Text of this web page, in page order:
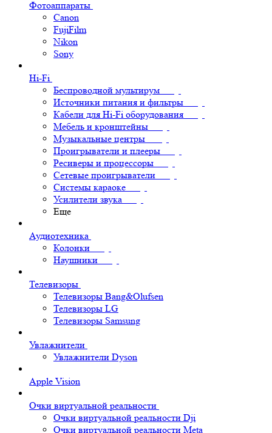
Фотоаппараты
Canon
FujiFilm
Nikon
Sony
Hi-Fi
Беспроводной мультирум
Источники питания и фильтры
Кабели для Hi-Fi оборудования
Мебель и кронштейны
Музыкальные центры
Проигрыватели и плееры
Ресиверы и процессоры
Сетевые проигрыватели
Системы караоке
Усилители звука
Еще
Аудиотехника
Колонки
Наушники
Телевизоры
Телевизоры Bang&Olufsen
Телевизоры LG
Телевизоры Samsung
Увлажнители
Увлажнители Dyson
Apple Vision
Очки виртуальной реальности
Очки виртуальной реальности Dji
Очки виртуальной реальности Meta